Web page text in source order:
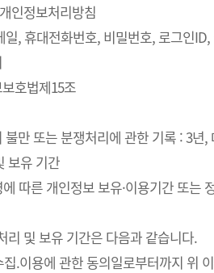
인정보처리방침
, 휴대전화번호, 비밀번호, 로그인
호법제15조
만 또는 분쟁처리에 관한 기록 : 3년
보유 기간
따른 개인정보 보유·이용기간 또는
및 보유 기간은 다음과 같습니다.
.이용에 관한 동의일로부터까지 위